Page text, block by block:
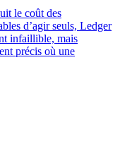
le coût des
d’agir seuls, Ledger
infaillible, mais
précis où une